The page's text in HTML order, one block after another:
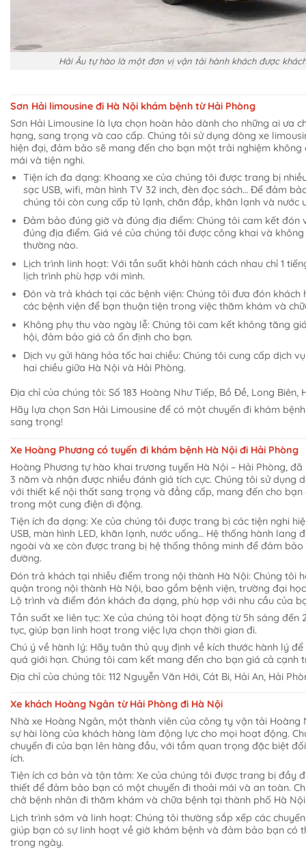
Hải Âu tự hào là một đơn vị vận tải hành khách được
Sơn Hải limousine đi Hà Nội khám bệnh từ Hải Phòng
Sơn Hải Limousine là lựa chọn hoàn hảo dành cho những ai ưa
hạng, sang trọng và cao cấp. Chúng tôi sử dụng dòng xe
hiện đại, đảm bảo sẽ mang đến cho bạn một trải nghiệm không
mái và tiện nghi.
Tiện ích đa dạng: Khoang xe của chúng tôi được trang bị
sạc USB, wifi, màn hình TV 32 inch, đèn đọc sách… Để đảm
chúng tôi còn cung cấp tủ lạnh, chăn đắp, khăn lạnh và nước
Đảm bảo đúng giờ và đúng địa điểm: Chúng tôi cam kết đón
đúng địa điểm. Giá vé của chúng tôi được công khai và
thường nào.
Lịch trình linh hoạt: Với tần suất khởi hành cách nhau chỉ 1
lịch trình phù hợp với mình.
Đón và trả khách tại các bệnh viện: Chúng tôi đưa đón khách
các bệnh viện để bạn thuận tiện trong việc thăm khám và
Không phụ thu vào ngày lễ: Chúng tôi cam kết không tăng
hội, đảm bảo giá cả ổn định cho bạn.
Dịch vụ gửi hàng hỏa tốc hai chiều: Chúng tôi cung cấp dịch
hai chiều giữa Hà Nội và Hải Phòng.
Địa chỉ của chúng tôi: Số 183 Hoàng Như Tiếp, Bồ Đề, Long Biên,
Hãy lựa chọn Sơn Hải Limousine để có một chuyến đi khám
sang trọng!
Xe Hoàng Phương có tuyến đi khám bệnh Hà Nội đi Hải Phòng
Hoàng Phương tự hào khai trương tuyến Hà Nội – Hải Phòng,
3 năm và nhận được nhiều đánh giá tích cực. Chúng tôi sử dụng
với thiết kế nội thất sang trọng và đẳng cấp, mang đến cho
trong một cung điện di động.
Tiện ích đa dạng: Xe của chúng tôi được trang bị các tiện nghi
USB, màn hình LED, khăn lạnh, nước uống… Hệ thống hành lang
ngoài và xe còn được trang bị hệ thống thông minh để đảm
đường.
Đón trả khách tại nhiều điểm trong nội thành Hà Nội: Chúng tôi
quận trong nội thành Hà Nội, bao gồm bệnh viện, trường đại
Lộ trình và điểm đón khách đa dạng, phù hợp với nhu cầu của
Tần suất xe liên tục: Xe của chúng tôi hoạt động từ 5h sáng đến
tục, giúp bạn linh hoạt trong việc lựa chọn thời gian đi.
Chú ý về hành lý: Hãy tuân thủ quy định về kích thước hành lý
quá giới hạn. Chúng tôi cam kết mang đến cho bạn giá cả cạnh
Địa chỉ của chúng tôi: 112 Nguyễn Văn Hới, Cát Bi, Hải An, Hải
Xe khách Hoàng Ngân từ Hải Phòng đi Hà Nội
Nhà xe Hoàng Ngân, một thành viên của công ty vận tải
sự hài lòng của khách hàng làm động lực cho mọi hoạt động.
chuyến đi của bạn lên hàng đầu, với tầm quan trọng đặc biệt
ích.
Tiện ích cơ bản và tận tâm: Xe của chúng tôi được trang bị đầy
thiết để đảm bảo bạn có một chuyến đi thoải mái và an toàn.
chở bệnh nhân đi thăm khám và chữa bệnh tại thành phố Hà
Lịch trình sớm và linh hoạt: Chúng tôi thường sắp xếp các
giúp bạn có sự linh hoạt về giờ khám bệnh và đảm bảo bạn có
trong ngày.